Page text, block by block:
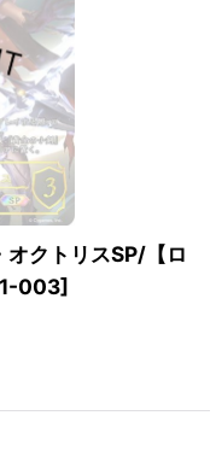
オクトリスSP/【ロ
003]